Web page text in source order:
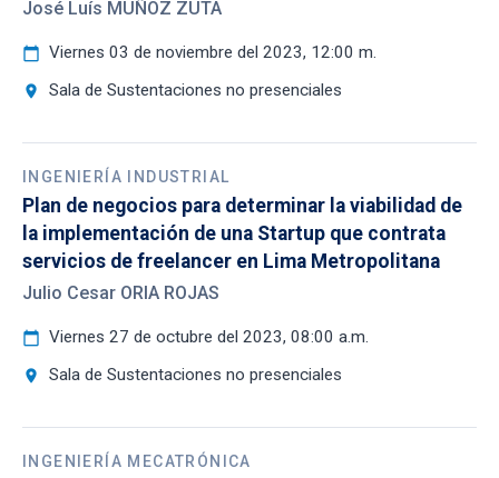
José Luís MUÑOZ ZUTA
calendar_today Viernes 03 de noviembre del 2023, 12:00 m.
location_on Sala de Sustentaciones no presenciales
INGENIERÍA INDUSTRIAL
Plan de negocios para determinar la viabilidad de
la implementación de una Startup que contrata
servicios de freelancer en Lima Metropolitana
Julio Cesar ORIA ROJAS
calendar_today Viernes 27 de octubre del 2023, 08:00 a.m.
location_on Sala de Sustentaciones no presenciales
INGENIERÍA MECATRÓNICA